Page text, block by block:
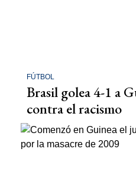
FÚTBOL
Brasil golea 4-1 a
contra el racismo